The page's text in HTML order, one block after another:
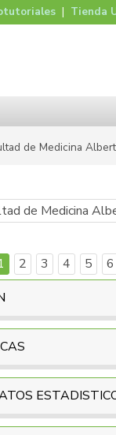
| Tienda
de Medicina
2 3 4 5 6